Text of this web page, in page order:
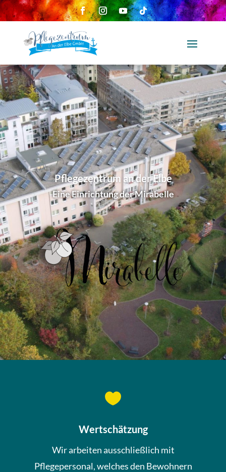
Pflegezentrum an der Elbe
Eine Einrichtung der Mirabelle

Wertschätzung
Wir arbeiten ausschließlich mit
Pflegepersonal, welches den Bewohnern